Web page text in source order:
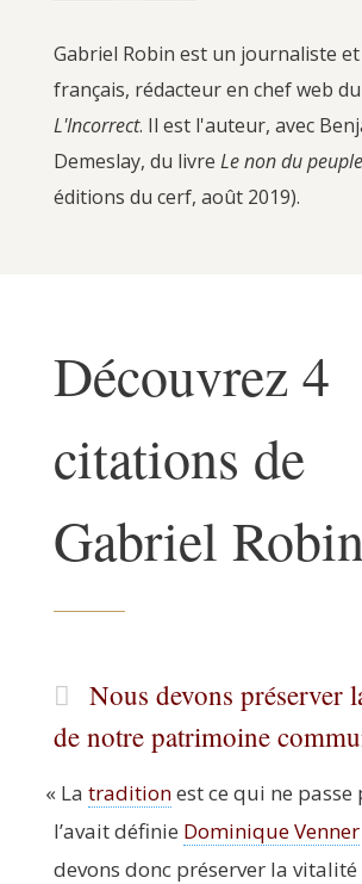
Gabriel Robin est un journaliste
français, rédacteur en chef web
L'Incorrect. Il est l'auteur, avec
Demeslay, du livre Le non du peuple
éditions du cerf, août 2019).
Découvrez 4
citations de
Gabriel
Nous devons préserver
de notre patrimoine
« La tra­di­tionest ce qui ne passe
l’avait défi­nie Domi­nique Ven­ner
devons donc pré­ser­ver la